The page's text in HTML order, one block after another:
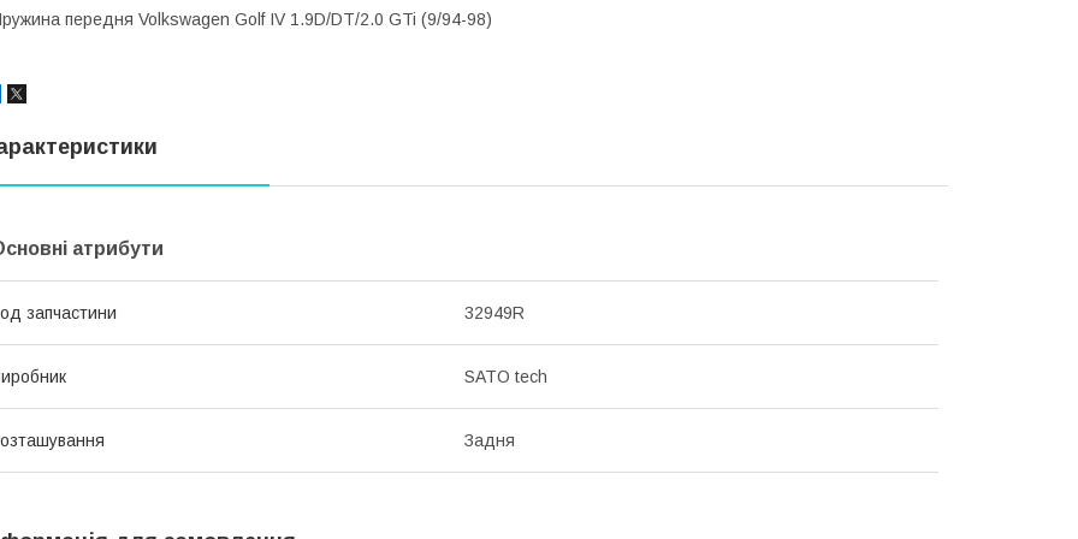
передня Volkswagen Golf IV 1.9D/DT/2.0 GTi (9/94-98)
атрибути
запчастини 32949R
SATO tech
Задня